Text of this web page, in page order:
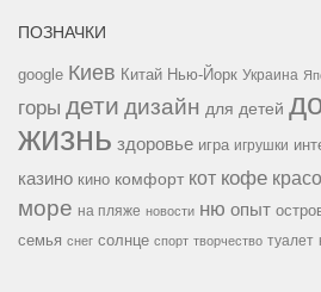
ПОЗНАЧКИ
google Киев Китай Нью-Йорк Украина
горы дети дизайн для детей
жизнь здоровье игра игрушки
казино кино комфорт кот кофе
море на пляже новости ню опыт
семья снег солнце спорт творчество туалет